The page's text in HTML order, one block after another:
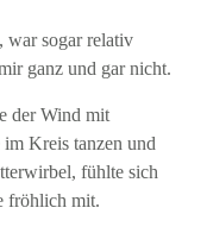
war sogar relativ
ganz und gar nicht.
der Wind mit
Kreis tanzen und
fühlte sich
fröhlich mit.